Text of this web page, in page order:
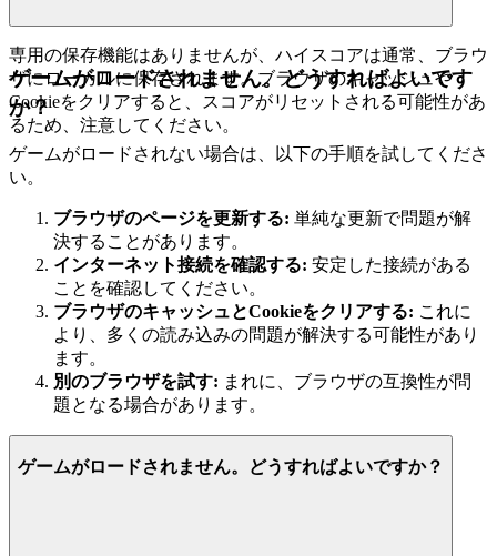
専用の保存機能はありませんが、ハイスコアは通常、ブラウ
ザにローカルに保存されます。ブラウザのキャッシュや
Cookieをクリアすると、スコアがリセットされる可能性があ
るため、注意してください。
ゲームがロードされません。どうすればよいです
か？
ゲームがロードされない場合は、以下の手順を試してくださ
い。
ブラウザのページを更新する: 単純な更新で問題が解
決することがあります。
インターネット接続を確認する: 安定した接続がある
ことを確認してください。
ブラウザのキャッシュとCookieをクリアする: これに
より、多くの読み込みの問題が解決する可能性があり
ます。
別のブラウザを試す: まれに、ブラウザの互換性が問
題となる場合があります。
ゲームがロードされません。どうすればよいですか？